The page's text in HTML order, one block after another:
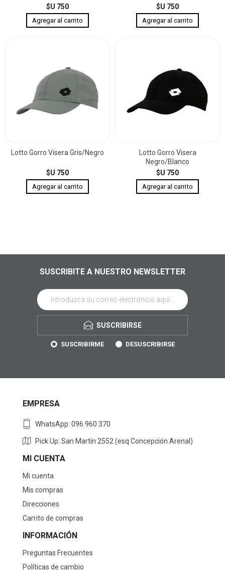
$U 750
$U 750
Lotto Gorro Visera Gris/Negro
$U 750
Lotto Gorro Visera
Negro/Blanco
$U 750
SUSCRIBITE A NUESTRO NEWSLETTER
SUSCRIBIRSE
SUSCRIBIRME DESUSCRIBIRSE
EMPRESA
WhatsApp: 096 960 370
Pick Up: San Martín 2552 (esq Concepción Arenal)
MI CUENTA
Mi cuenta
Mis compras
Direcciones
Carrito de compras
INFORMACIÓN
Preguntas Frecuentes
Políticas de cambio